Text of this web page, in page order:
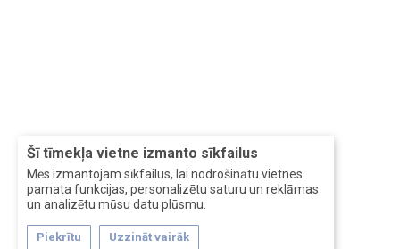
Šī tīmekļa vietne izmanto sīkfailus
Mēs izmantojam sīkfailus, lai nodrošinātu vietnes
pamata funkcijas, personalizētu saturu un reklāmas
un analizētu mūsu datu plūsmu.
Piekrītu Uzzināt vairāk